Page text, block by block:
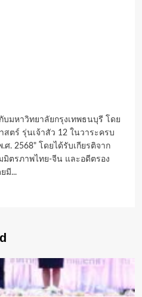
มหาวิทยาลัยกรุงเทพธนบุรี โดย
ตร์ รุ่นเจ้าสัว 12 ในวาระครบ
. 2568" โดยได้รับเกียรติจาก
ตรภาพไทย-จีน และอดีตรอง
มี...